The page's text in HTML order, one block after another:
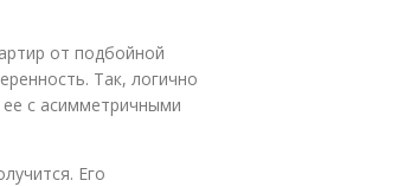
от подбойной
Так, логично
с асимметричными
Его